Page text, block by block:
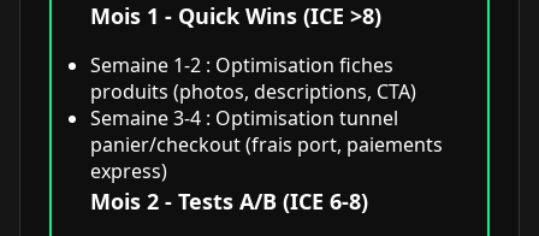
Mois 1 - Quick Wins (ICE >8)
Semaine 1-2 : Optimisation fiches
produits (photos, descriptions, CTA)
Semaine 3-4 : Optimisation tunnel
panier/checkout (frais port, paiements
express)
Mois 2 - Tests A/B (ICE 6-8)